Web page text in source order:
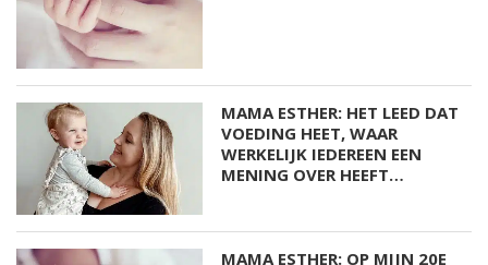
MAMA ESTHER: HET LEED DAT
VOEDING HEET, WAAR
WERKELIJK IEDEREEN EEN
MENING OVER HEEFT…
MAMA ESTHER: OP MIJN 20E